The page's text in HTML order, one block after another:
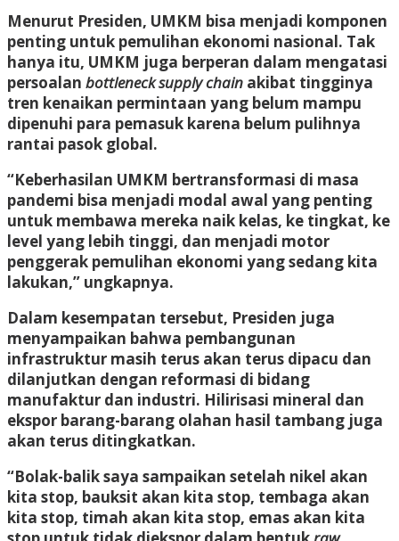
Menurut Presiden, UMKM bisa menjadi komponen
penting untuk pemulihan ekonomi nasional. Tak
hanya itu, UMKM juga berperan dalam mengatasi
persoalan bottleneck supply chain akibat tingginya
tren kenaikan permintaan yang belum mampu
dipenuhi para pemasuk karena belum pulihnya
rantai pasok global.
“Keberhasilan UMKM bertransformasi di masa
pandemi bisa menjadi modal awal yang penting
untuk membawa mereka naik kelas, ke tingkat, ke
level yang lebih tinggi, dan menjadi motor
penggerak pemulihan ekonomi yang sedang kita
lakukan,” ungkapnya.
Dalam kesempatan tersebut, Presiden juga
menyampaikan bahwa pembangunan
infrastruktur masih terus akan terus dipacu dan
dilanjutkan dengan reformasi di bidang
manufaktur dan industri. Hilirisasi mineral dan
ekspor barang-barang olahan hasil tambang juga
akan terus ditingkatkan.
“Bolak-balik saya sampaikan setelah nikel akan
kita stop, bauksit akan kita stop, tembaga akan
kita stop, timah akan kita stop, emas akan kita